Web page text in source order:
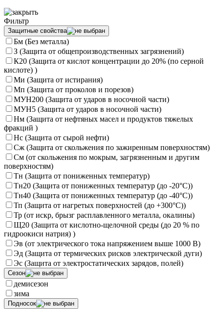
Фильтр
Защитные свойства
Бм (Без металла)
З (Защита от общепроизводственных загрязнений)
К20 (Защита от кислот концентрации до 20% (по серной
кислоте) )
Ми (Защита от истирания)
Мп (Защита от проколов и порезов)
МУН200 (Защита от ударов в носочной части)
МУН5 (Защита от ударов в носочной части)
Нм (Защита от нефтяных масел и продуктов тяжелых
фракций )
Нс (Защита от сырой нефти)
Сж (Защита от скольжения по зажиренным поверхностям)
См (от скольжения по мокрым, загрязненным и другим
поверхностям)
Тн (Защита от пониженных температур)
Тн20 (Защита от пониженных температур (до -20°С))
Тн40 (Защита от пониженных температур (до -40°С))
Тп (Защита от нагретых поверхностей (до +300°С))
Тр (от искр, брызг расплавленного металла, окалины)
Щ20 (Защита от кислотно-щелочной среды (до 20 % по
гидроокиси натрия) )
Эв (от электрического тока напряжением выше 1000 В)
Эд (Защита от термических рисков электрической дуги)
Эс (Защита от электростатических зарядов, полей)
Сезон
демисезон
зима
Подносок